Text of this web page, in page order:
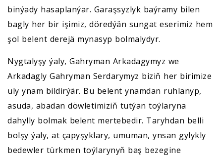
binýady hasaplanýar. Garaşsyzlyk baýramy bilen
bagly her bir işimiz, döredýän sungat eserimiz hem
şol belent derejä mynasyp bolmalydyr.
Nygtalyşy ýaly, Gahryman Arkadagymyz we
Arkadagly Gahryman Serdarymyz biziň her birimize
uly ynam bildirýär. Bu belent ynamdan ruhlanyp,
asuda, abadan döwletimiziň tutýan toýlaryna
dahylly bolmak belent mertebedir. Taryhdan belli
bolşy ýaly, at çapyşyklary, umuman, ynsan gylykly
bedewler türkmen toýlarynyň baş bezegine